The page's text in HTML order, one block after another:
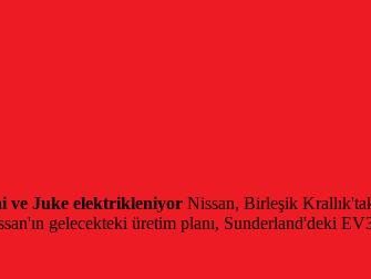
ve Juke elektrikleniyor Nissan, Birleşik
gelecekteki üretim planı, Sunderland'deki